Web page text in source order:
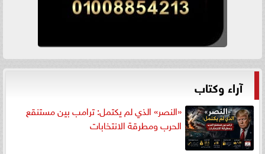
آراء وكتاب
«النصر» الذي لم يكتمل: ترامب بين مستنقع
الحرب ومطرقة الانتخابات